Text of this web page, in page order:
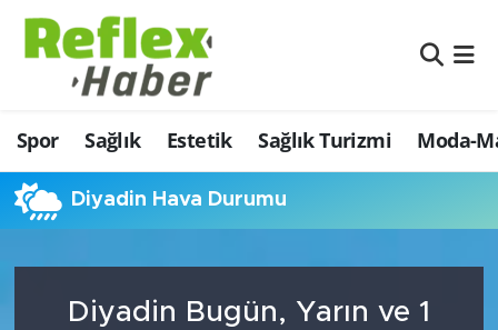
Spor Sağlık Estetik Sağlık Turizmi Moda-
Diyadin Hava Durumu
Diyadin Bugün, Yarın ve 1
Eğitim
Estetik
Firmalardan
İş ve Ekonomi
Nöbetçi Eczaneler
Hava Durumu
Namaz Vakitleri
Şampiyonlar Ligi Puan Durumu ve Fikstür